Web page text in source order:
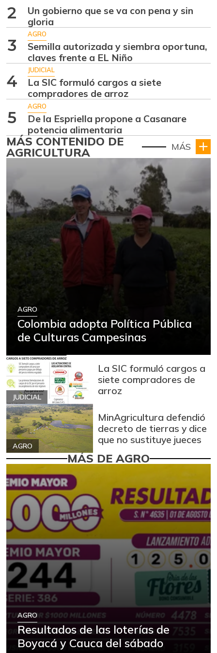
2
Un gobierno que se va con pena y sin
gloria
3
AGRO
Semilla autorizada y siembra oportuna,
claves frente a EL Niño
4
JUDICIAL
La SIC formuló cargos a siete
compradores de arroz
5
AGRO
De la Espriella propone a Casanare
potencia alimentaria
MÁS CONTENIDO DE
AGRICULTURA MÁS
AGRO
Colombia adopta Política Pública
de Culturas Campesinas
JUDICIAL
La SIC formuló cargos a
siete compradores de
arroz
AGRO
MinAgricultura defendió
decreto de tierras y dice
que no sustituye jueces
MÁS DE AGRO
AGRO
Resultados de las loterías de
Boyacá y Cauca del sábado